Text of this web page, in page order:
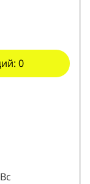
0